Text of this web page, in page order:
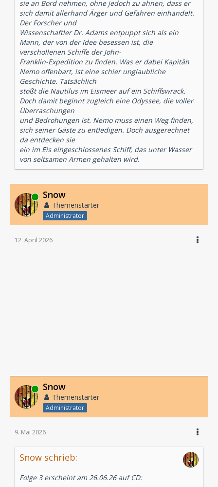
sie an Bord nehmen, ohne jedoch zu ahnen, dass er
sich damit allerhand Ärger und Gefahren einhandelt.
Der Forscher und
Wissenschaftler Dr. Adams entpuppt sich als ein
Mann, der von der Idee besessen ist, die
verschollenen Schiffe der John-
Franklin-Expedition zu finden. Was er dabei Kapitän
Nemo offenbart, ist eine schier unglaubliche
Geschichte. Tatsächlich
stößt die Nautilus im Eismeer auf ein Schiffswrack.
Doch damit beginnt zugleich eine Odyssee, die voller
Überraschungen
und Bedrohungen ist. Nemo muss einen Weg finden,
sich seiner Gäste zu entledigen. Doch ausgerechnet
da entdecken sie
ein im Eis eingeschlossenes Schiff, das unter Wasser
von seltsamen Armen gehalten wird.
Online Snow
Themenstarter
Administrator
12. April 2026
Online Snow
Themenstarter
Administrator
9. Mai 2026
Snow schrieb:
Folge 3 erscheint am 26.06.26 auf CD: